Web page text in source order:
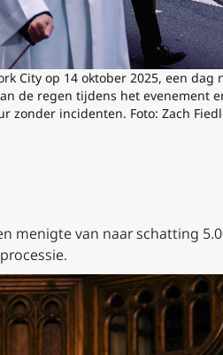
City op 14 oktober 2025, een
de regen tijdens het evenement
zonder incidenten. Foto: Zach
menigte van naar schatting